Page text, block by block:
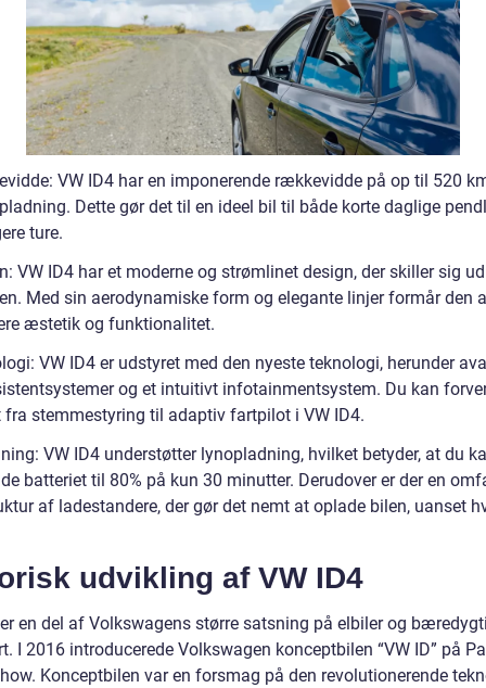
VW ID4 har en imponerende rækkevidde på op til 520
Dette gør det til en ideel bil til både korte daglige
ture.
VW ID4 har et moderne og strømlinet design, der skiller sig
Med sin aerodynamiske form og elegante linjer formår den
æstetik og funktionalitet.
VW ID4 er udstyret med den nyeste teknologi, herunder
og et intuitivt infotainmentsystem. Du kan
fra stemmestyring til adaptiv fartpilot i VW ID4.
VW ID4 understøtter lynopladning, hvilket betyder, at du
batteriet til 80% på kun 30 minutter. Derudover er der en
af ladestandere, der gør det nemt at oplade bilen, uanset
udvikling af VW ID4
en del af Volkswagens større satsning på elbiler og
I 2016 introducerede Volkswagen konceptbilen “VW ID” på
Konceptbilen var en forsmag på den revolutionerende